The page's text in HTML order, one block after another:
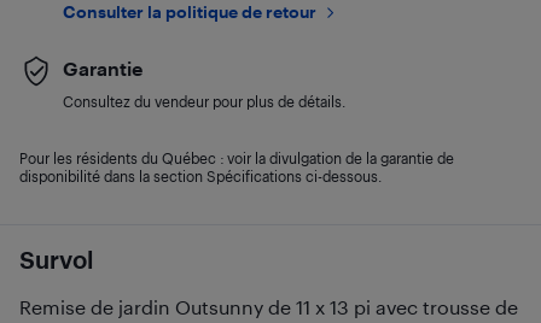
Survol
Remise de jardin Outsunny de 11 x 13 pi avec trousse de
Consulter la politique de retour
Garantie
Consultez du vendeur pour plus de détails.
Pour les résidents du Québec : voir la divulgation de la garantie de
disponibilité dans la section Spécifications ci-dessous.